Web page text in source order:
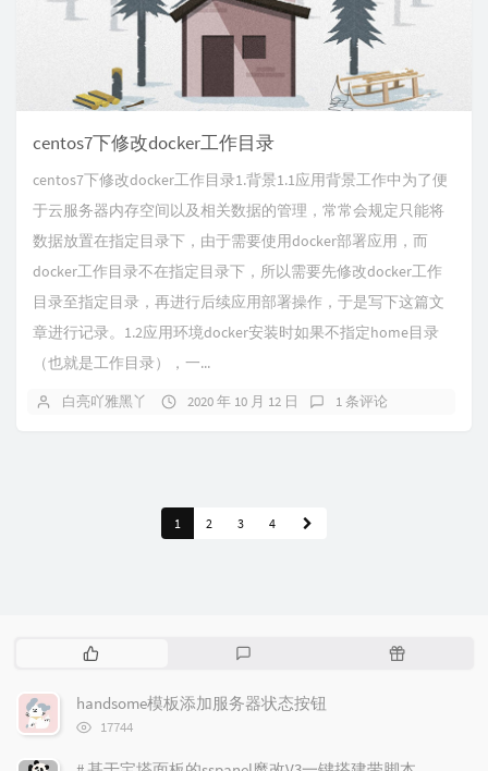
centos7下修改docker工作目录
centos7下修改docker工作目录1.背景1.1应用背景工作中为了便
于云服务器内存空间以及相关数据的管理，常常会规定只能将
数据放置在指定目录下，由于需要使用docker部署应用，而
docker工作目录不在指定目录下，所以需要先修改docker工作
目录至指定目录，再进行后续应用部署操作，于是写下这篇文
章进行记录。1.2应用环境docker安装时如果不指定home目录
（也就是工作目录），一...
白亮吖雅黑丫 2020 年 10 月 12 日 1 条评论
1 2 3 4
热
文
章
评
随
handsome模板添加服务器状态按钮
浏
次
17744